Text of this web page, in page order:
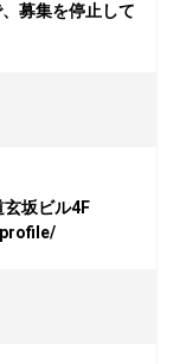
募集を停止して
坂ビル4F